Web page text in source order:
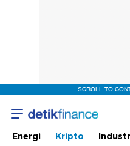
SCROLL TO
Energi Kripto